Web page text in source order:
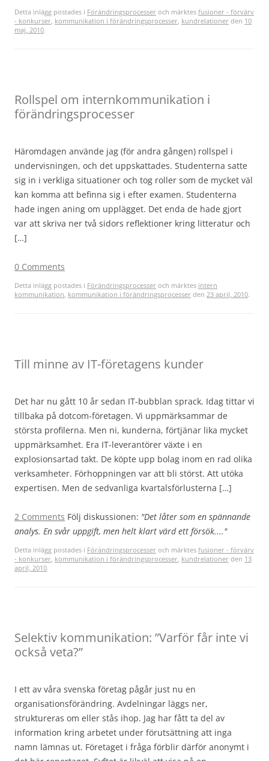
Detta inlägg postades i Förändringsprocesser och märktes fusioner - förvärv
- konkurser, kommunikation i förändringsprocesser, kundrelationer den 10
maj, 2010.
Rollspel om internkommunikation i
förändringsprocesser
Häromdagen använde jag (för andra gången) rollspel i
undervisningen, och det uppskattades. Studenterna satte
sig in i verkliga situationer och tog roller som de mycket väl
kan komma att befinna sig i efter examen. Studenterna
hade ingen aning om upplägget. Det enda de hade gjort
var att skriva ner två sidors reflektioner kring litteratur och
[…]
0 Comments
Detta inlägg postades i Förändringsprocesser och märktes intern
kommunikation, kommunikation i förändringsprocesser den 23 april, 2010.
Till minne av IT-företagens kunder
Det har nu gått 10 år sedan IT-bubblan sprack. Idag tittar vi
tillbaka på dotcom-företagen. Vi uppmärksammar de
största profilerna. Men ni, kunderna, förtjänar lika mycket
uppmärksamhet. Era IT-leverantörer växte i en
explosionsartad takt. De köpte upp bolag inom en rad olika
verksamheter. Förhoppningen var att bli störst. Att utöka
expertisen. Men de sedvanliga kvartalsförlusterna […]
2 Comments Följ diskussionen: "Det låter som en spännande
analys. En svår uppgift, men helt klart värd ett försök...."
Detta inlägg postades i Förändringsprocesser och märktes fusioner - förvärv
- konkurser, kommunikation i förändringsprocesser, kundrelationer den 13
april, 2010.
Selektiv kommunikation: ”Varför får inte vi
också veta?”
I ett av våra svenska företag pågår just nu en
organisationsförändring. Avdelningar läggs ner,
struktureras om eller stås ihop. Jag har fått ta del av
information kring arbetet under förutsättning att inga
namn lämnas ut. Företaget i fråga förblir därför anonymt i